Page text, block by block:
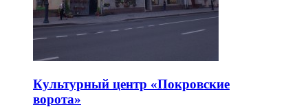
Культурный центр «Покровские
ворота»